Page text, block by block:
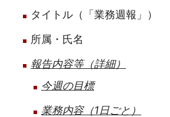
タイトル（「業務週報」）
所属・氏名
報告内容等（詳細）
今週の目標
業務内容（1日ごと）